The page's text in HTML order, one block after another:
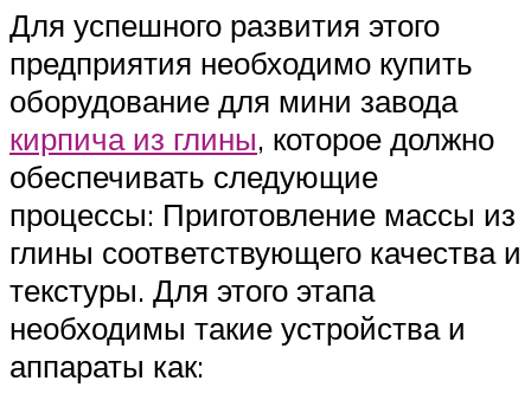
Для успешного развития этого
предприятия необходимо купить
оборудование для мини завода
кирпича из глины, которое должно
обеспечивать следующие
процессы: Приготовление массы из
глины соответствующего качества и
текстуры. Для этого этапа
необходимы такие устройства и
аппараты как: